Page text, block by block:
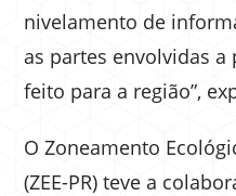
nivelamento de
as partes envolvidas
feito para a região”,
O Zoneamento
(ZEE-PR) teve a